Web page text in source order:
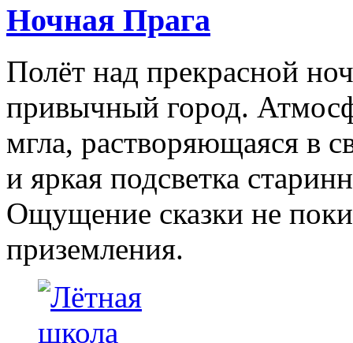
Ночная Прага
Полёт над прекрасной
привычный город.
мгла, растворяющаяся в
и яркая подсветка
Ощущение сказки не
приземления.